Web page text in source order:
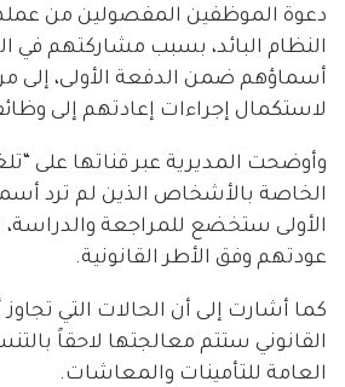
دعوة الموظفين المفصولين من
النظام البائد، بسبب مشاركتهم في
أسماؤهم ضمن الدفعة الأولى، إلى
لاستكمال إجراءات إعادتهم إلى
وأوضحت المديرية عبر قناتها على
الخاصة بالأشخاص الذين لم ترد
الأولى ستخضع للمراجعة والدراسة،
عودتهم وفق الأطر القانونية.
كما أشارت إلى أن الحالات التي
القانوني ستتم معالجتها لاحقاً
العامة للتأمينات والمعاشات.